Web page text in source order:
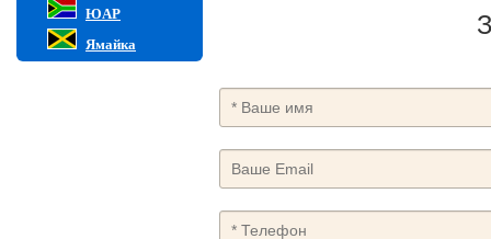
ЮАР
Ямайка